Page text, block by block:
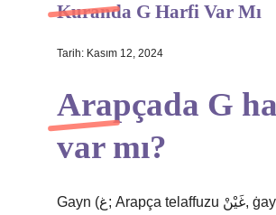
Hakkımızda
Kuranda G Harfi Var Mı
Tarih: Kasım 12, 2024
Arapçada G
var mı?
Gayn (غ; Arapça telaffuzu غَيْنْ, ġayn) Arap